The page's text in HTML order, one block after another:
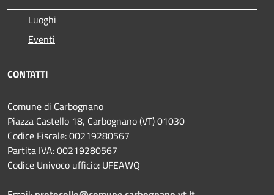
Luoghi
Eventi
CONTATTI
Comune di Carbognano
Piazza Castello 18, Carbognano (VT) 01030
Codice Fiscale: 00219280567
Partita IVA: 00219280567
Codice Univoco ufficio: UFEAWQ